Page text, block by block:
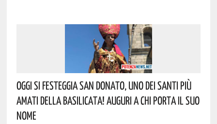
Oggi Si Festeggia San Donato, Uno Dei Santi Più
Amati Della Basilicata! Auguri A Chi Porta Il Suo
Nome